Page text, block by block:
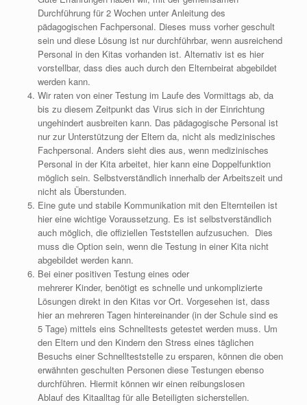
Durchführung für 2 Wochen unter Anleitung des
pädagogischen Fachpersonal. Dieses muss vorher geschult
sein und diese Lösung ist nur durchführbar, wenn ausreichend
Personal in den Kitas vorhanden ist. Alternativ ist es hier
vorstellbar, dass dies auch durch den Elternbeirat abgebildet
werden kann.
Wir raten von einer Testung im Laufe des Vormittags ab, da
bis zu diesem Zeitpunkt das Virus sich in der Einrichtung
ungehindert ausbreiten kann. Das pädagogische Personal ist
nur zur Unterstützung der Eltern da, nicht als medizinisches
Fachpersonal. Anders sieht dies aus, wenn medizinisches
Personal in der Kita arbeitet, hier kann eine Doppelfunktion
möglich sein. Selbstverständlich innerhalb der Arbeitszeit und
nicht als Überstunden.
Eine gute und stabile Kommunikation mit den Elternteilen ist
hier eine wichtige Voraussetzung. Es ist selbstverständlich
auch möglich, die offiziellen Teststellen aufzusuchen. Dies
muss die Option sein, wenn die Testung in einer Kita nicht
abgebildet werden kann.
Bei einer positiven Testung eines oder
mehrerer Kinder, benötigt es schnelle und unkomplizierte
Lösungen direkt in den Kitas vor Ort. Vorgesehen ist, dass
hier an mehreren Tagen hintereinander (in der Schule sind es
5 Tage) mittels eins Schnelltests getestet werden muss. Um
den Eltern und den Kindern den Stress eines täglichen
Besuchs einer Schnellteststelle zu ersparen, können die oben
erwähnten geschulten Personen diese Testungen ebenso
durchführen. Hiermit können wir einen reibungslosen
Ablauf des Kitaalltag für alle Beteiligten sicherstellen.